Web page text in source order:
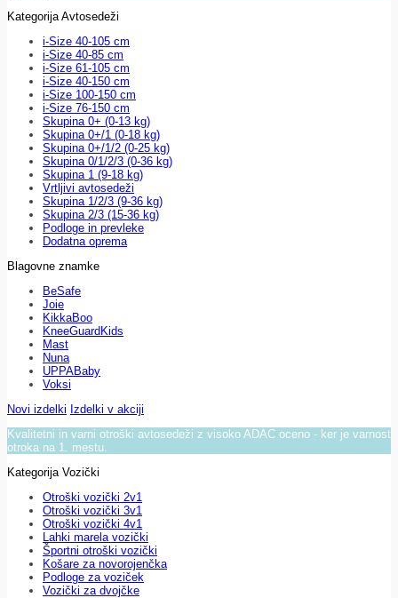
Kategorija Avtosedeži
i-Size 40-105 cm
i-Size 40-85 cm
i-Size 61-105 cm
i-Size 40-150 cm
i-Size 100-150 cm
i-Size 76-150 cm
Skupina 0+ (0-13 kg)
Skupina 0+/1 (0-18 kg)
Skupina 0+/1/2 (0-25 kg)
Skupina 0/1/2/3 (0-36 kg)
Skupina 1 (9-18 kg)
Vrtljivi avtosedeži
Skupina 1/2/3 (9-36 kg)
Skupina 2/3 (15-36 kg)
Podloge in prevleke
Dodatna oprema
Blagovne znamke
BeSafe
Joie
KikkaBoo
KneeGuardKids
Mast
Nuna
UPPABaby
Voksi
Novi izdelki Izdelki v akciji
Kvalitetni in varni otroški avtosedeži z visoko ADAC oceno - ker je varnost
otroka na 1. mestu.
Kategorija Vozički
Otroški vozički 2v1
Otroški vozički 3v1
Otroški vozički 4v1
Lahki marela vozički
Športni otroški vozički
Košare za novorojenčka
Podloge za voziček
Vozički za dvojčke